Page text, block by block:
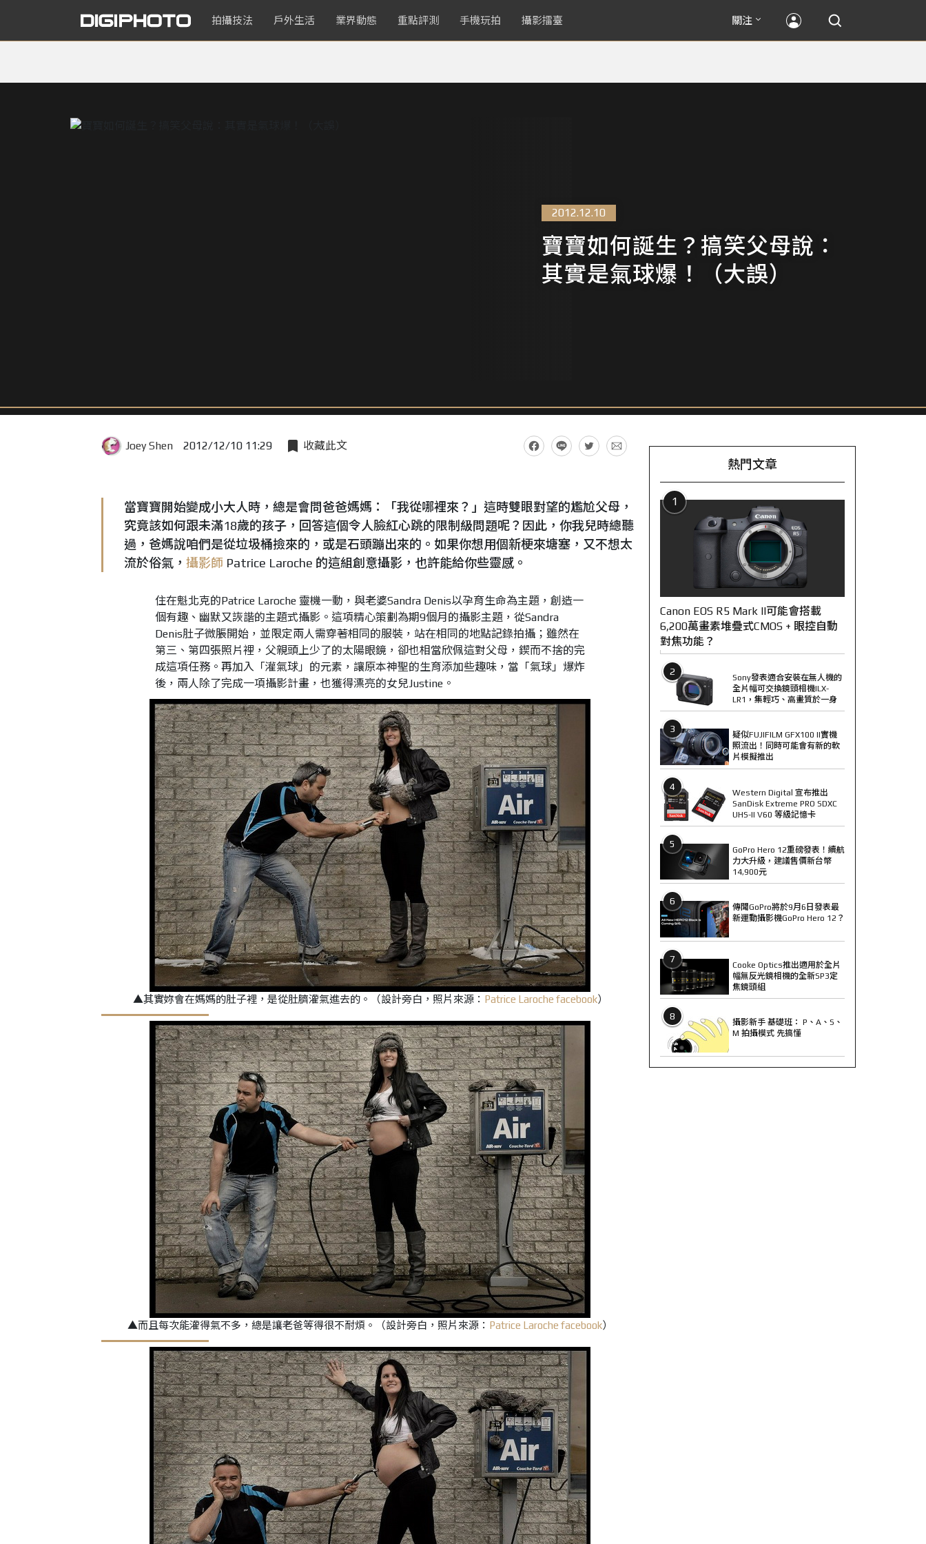
拍攝技法 戶外生活 業界動態 重點評測 手機玩拍 攝影擂臺 關注
2012.12.10
寶寶如何誕生？搞笑父母說：
其實是氣球爆！（大誤）
Joey Shen 2012/12/10 11:29 收藏此文
當寶寶開始變成小大人時，總是會問爸爸媽媽：「我從哪裡來？」這時雙眼對望的尷尬父母，
究竟該如何跟未滿18歲的孩子，回答這個令人臉紅心跳的限制級問題呢？因此，你我兒時總聽
過，爸媽說咱們是從垃圾桶撿來的，或是石頭蹦出來的。如果你想用個新梗來塘塞，又不想太
流於俗氣， 攝影師 Patrice Laroche 的這組創意攝影，也許能給你些靈感。
住在魁北克的Patrice Laroche 靈機一動，與老婆Sandra Denis以孕育生命為主題，創造一
個有趣、幽默又詼諧的主題式攝影。這項精心策劃為期9個月的攝影主題，從Sandra
Denis肚子微脹開始，並限定兩人需穿著相同的服裝，站在相同的地點記錄拍攝；雖然在
第三、第四張照片裡，父親頭上少了的太陽眼鏡，卻也相當欣佩這對父母，鍥而不捨的完
成這項任務。再加入「灌氣球」的元素，讓原本神聖的生育添加些趣味，當「氣球」爆炸
後，兩人除了完成一項攝影計畫，也獲得漂亮的女兒Justine。
▲其實妳會在媽媽的肚子裡，是從肚臍灌氣進去的。（設計旁白，照片來源： Patrice Laroche facebook）
▲而且每次能灌得氣不多，總是讓老爸等得很不耐煩。 （設計旁白，照片來源： Patrice Laroche facebook）
熱門文章
1
Canon EOS R5 Mark II可能會搭載
6,200萬畫素堆疊式CMOS + 眼控自動
對焦功能？
2
Sony發表適合安裝在無人機的
全片幅可交換鏡頭相機ILX-
LR1，集輕巧、高畫質於一身
3
疑似FUJIFILM GFX100 II實機
照流出！同時可能會有新的軟
片模擬推出
4
Western Digital 宣布推出
SanDisk Extreme PRO SDXC
UHS-II V60 等級記憶卡
5
GoPro Hero 12重磅發表！續航
力大升級，建議售價新台幣
14,900元
6
傳聞GoPro將於9月6日發表最
新運動攝影機GoPro Hero 12？
7
Cooke Optics推出適用於全片
幅無反光鏡相機的全新SP3定
焦鏡頭組
8
攝影新手 基礎班： P、A、S、
M 拍攝模式 先搞懂